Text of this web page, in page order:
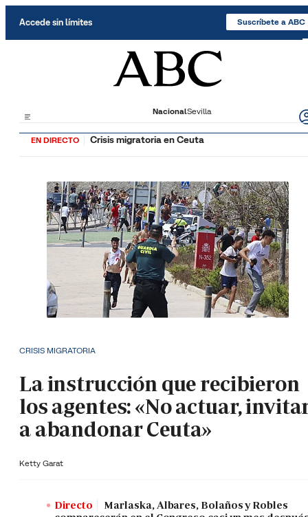
Accede sin límites Suscríbete a ABC
NacionalSevilla
EN DIRECTO Crisis migratoria en Ceuta
CRISIS MIGRATORIA
La instrucción que recibieron
los agentes: «No actuar,
a abandonar Ceuta»
Ketty Garat
Directo
Marlaska, Albares, Bolaños y Robles